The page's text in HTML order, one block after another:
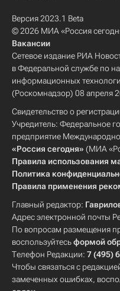
Версия 2023.1 Beta
© 2026 МИА «Россия
Вакансии
Сетевое издание РИА
в Федеральной службе по
информационных
(Роскомнадзор) 08 апреля
Свидетельство о
Учредитель: Федеральное
предприятие
«Россия сегодня» (МИА
Правила использования
Политика
Правила применения
Главный редактор:
Адрес электронной почты
По вопросам размещения
воспользуйтесьформой
Телефон Редакции: 7 (495)
Чтобы связаться с
замеченных ошибках,